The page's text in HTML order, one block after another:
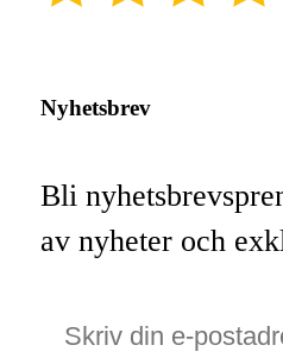
Nyhetsbrev
Bli
av nyheter och